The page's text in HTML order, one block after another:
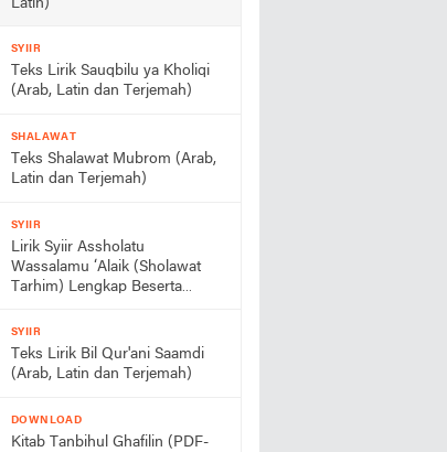
Latin)
SYIIR
Teks Lirik Sauqbilu ya Kholiqi
(Arab, Latin dan Terjemah)
SHALAWAT
Teks Shalawat Mubrom (Arab,
Latin dan Terjemah)
SYIIR
Lirik Syiir Assholatu
Wassalamu ‘Alaik (Sholawat
Tarhim) Lengkap Beserta
SYIIR
Teks Lirik Bil Qur'ani Saamdi
(Arab, Latin dan Terjemah)
DOWNLOAD
Kitab Tanbihul Ghafilin (PDF-